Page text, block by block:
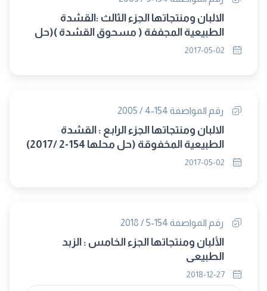
الالبان ومنتجاتها الجزء الثالث :القشدة
الطبيعية المجففة ( مسحوق القشدة )(حل
محلها 2017/8073)
رقم المواصفة 154-4 / 2005
الالبان ومنتجاتها الجزء الرابع : القشدة
الطبيعية المخفوقة (حل محلها 154-2 /2017)
رقم المواصفة 154-5 / 2018
الألبان ومنتجاتها الجزء الخامس : الزبد
الطبيعى